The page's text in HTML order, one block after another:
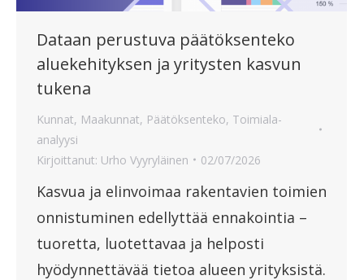
Dataan perustuva päätöksenteko
aluekehityksen ja yritysten kasvun
tukena
Kunnat, Maakunnat, Päätöksenteko, Toimiala-
analyysi
Kirjoittanut: Urho Vyyryläinen 02/07/2026
Kasvua ja elinvoimaa rakentavien toimien
onnistuminen edellyttää ennakointia –
tuoretta, luotettavaa ja helposti
hyödynnettävää tietoa alueen yrityksistä.